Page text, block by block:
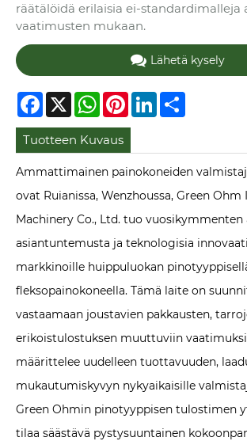
räätälöidä erilaisia ​​ei-standardimalleja
vaatimusten mukaan.
Lähetä kysely
Facebook
X WhatsApp
PinterestLinkedIn
Tuotteen Kuvaus
Ammattimainen painokoneiden
ovat Ruianissa, Wenzhoussa, Green
Machinery Co., Ltd. tuo vuosikymmenten
asiantuntemusta ja teknologisia
markkinoille huippuluokan
fleksopainokoneella. Tämä laite on
vastaamaan joustavien pakkausten,
erikoistulostuksen muuttuviin
määrittelee uudelleen tuottavuuden,
mukautumiskyvyn nykyaikaisille
Green Ohmin pinotyyppisen tulostimen
tilaa säästävä pystysuuntainen